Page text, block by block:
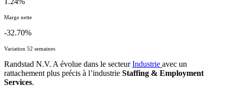
Marge nette
-32.70%
Variation 52 semaines
Randstad N.V. A évolue dans le secteurIndustrie avec un
rattachement plus précis à l’industrie Staffing & Employment
Services.